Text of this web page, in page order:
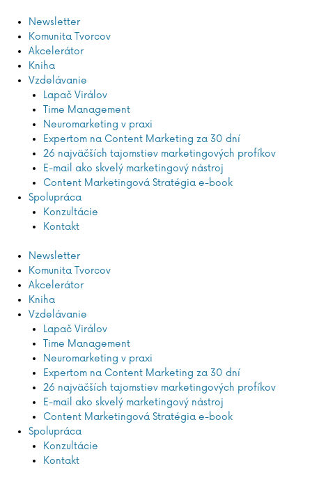
obsah
Newsletter
Komunita Tvorcov
Akcelerátor
Kniha
Vzdelávanie
Lapač Virálov
Time Management
Neuromarketing v praxi
Expertom na Content Marketing za 30 dní
26 najväčších tajomstiev marketingových profíkov
E-mail ako skvelý marketingový nástroj
Content Marketingová Stratégia e-book
Spolupráca
Konzultácie
Kontakt
Newsletter
Komunita Tvorcov
Akcelerátor
Kniha
Vzdelávanie
Lapač Virálov
Time Management
Neuromarketing v praxi
Expertom na Content Marketing za 30 dní
26 najväčších tajomstiev marketingových profíkov
E-mail ako skvelý marketingový nástroj
Content Marketingová Stratégia e-book
Spolupráca
Konzultácie
Kontakt